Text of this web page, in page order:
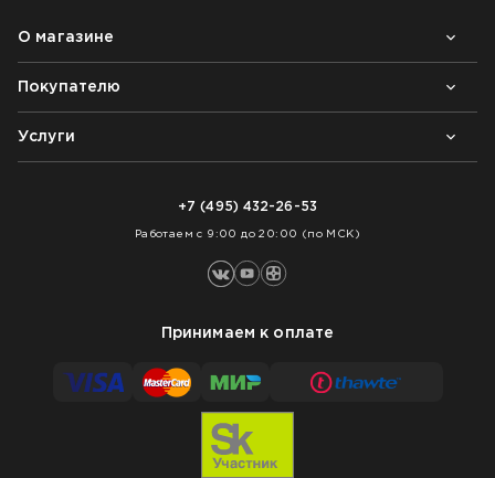
О магазине
Почему выбирают нас
Контакты
Блог
Покупателю
Возврат товара
Как заказать
Услуги
+7 (495) 432-26-53
Работаем с 9:00 до 20:00 (по МСК)
Принимаем к оплате